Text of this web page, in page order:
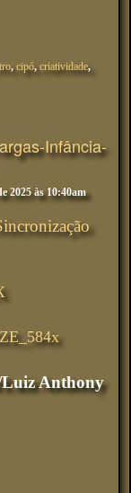
, cipó, criatividade,
Infância-
2025 às 10:40am
Luiz Anthony